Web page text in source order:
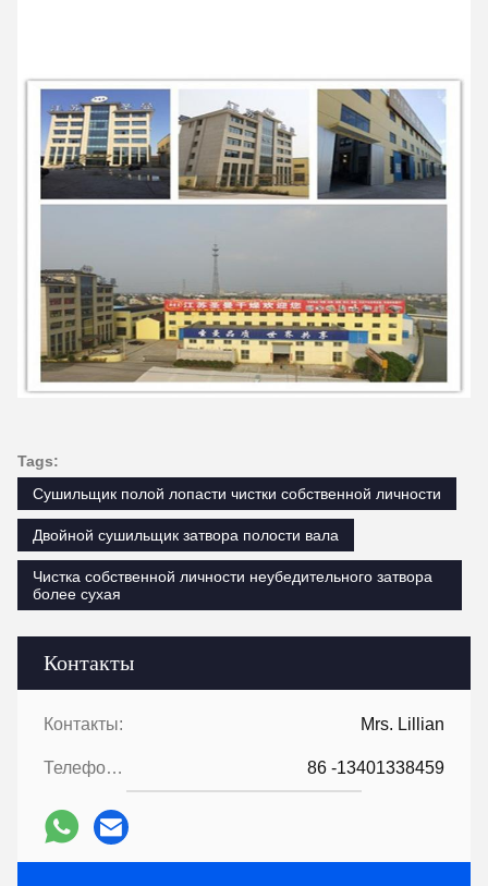
Контакты
Контакты: Mrs. Lillian
Телефон:: 86 -13401338459
Tags:
Сушильщик полой лопасти чистки собственной личности
Двойной сушильщик затвора полости вала
Чистка собственной личности неубедительного затвора
более сухая